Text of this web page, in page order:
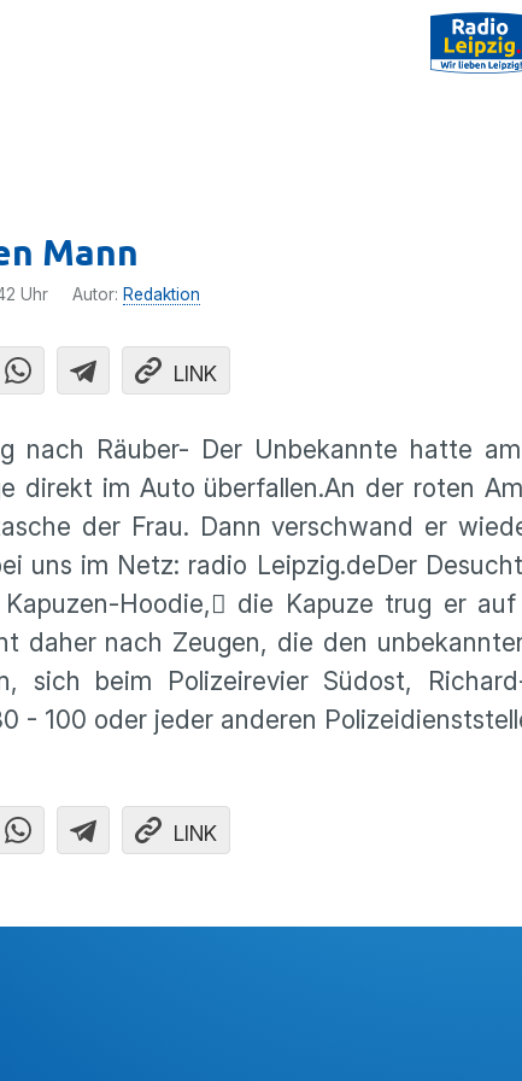
Mann
Uhr Autor: Redaktion
LINK
nach Räuber- Der Unbekannte hatte
direkt im Auto überfallen.An der roten
der Frau. Dann verschwand er
uns im Netz: radio Leipzig.deDer
Hoodie, die Kapuze trug er
daher nach Zeugen, die den
sich beim Polizei­re­vier Südost,
- 100 oder jeder anderen
LINK